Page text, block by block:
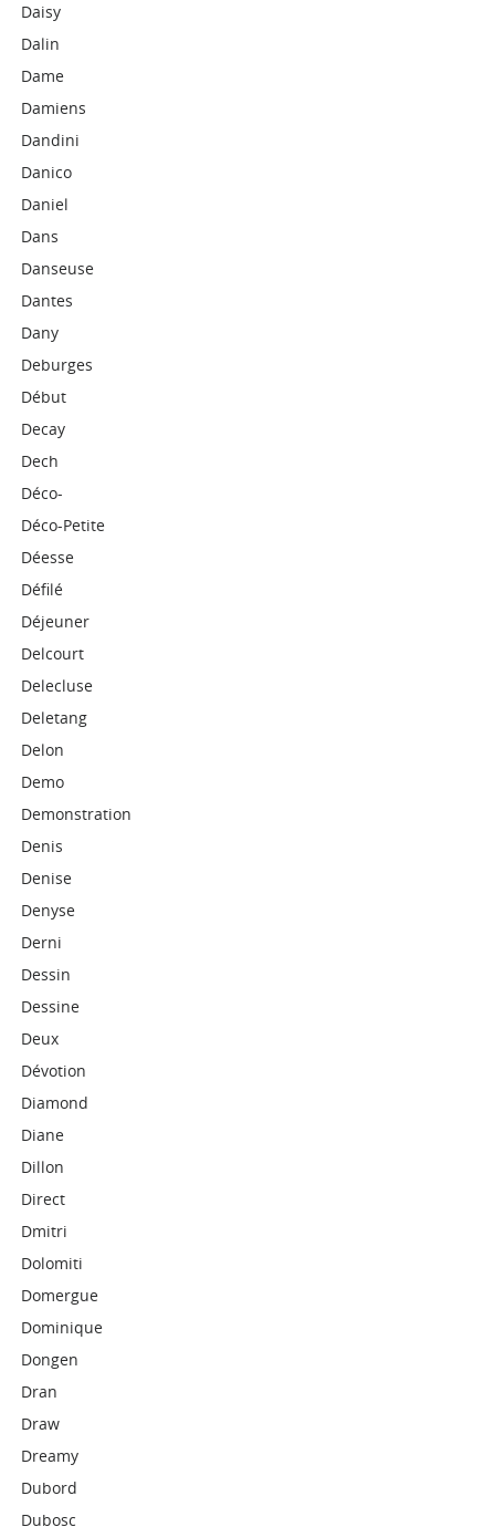
Daisy
Dalin
Dame
Damiens
Dandini
Danico
Daniel
Dans
Danseuse
Dantes
Dany
Deburges
Début
Decay
Dech
Déco-
Déco-Petite
Déesse
Défilé
Déjeuner
Delcourt
Delecluse
Deletang
Delon
Demo
Demonstration
Denis
Denise
Denyse
Derni
Dessin
Dessine
Deux
Dévotion
Diamond
Diane
Dillon
Direct
Dmitri
Dolomiti
Domergue
Dominique
Dongen
Dran
Draw
Dreamy
Dubord
Dubosc